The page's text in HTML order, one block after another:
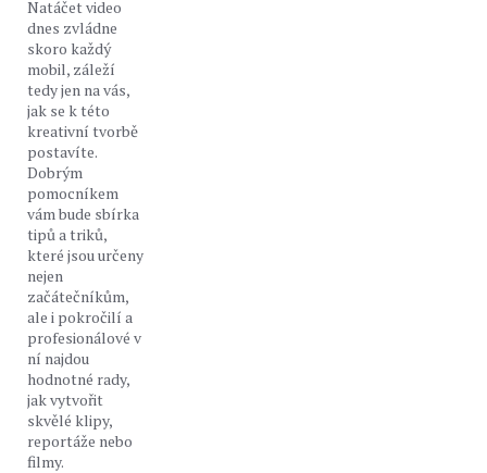
Natáčet video
dnes zvládne
skoro každý
mobil, záleží
tedy jen na vás,
jak se k této
kreativní tvorbě
postavíte.
Dobrým
pomocníkem
vám bude sbírka
tipů a triků,
které jsou určeny
nejen
začátečníkům,
ale i pokročilí a
profesionálové v
ní najdou
hodnotné rady,
jak vytvořit
skvělé klipy,
reportáže nebo
filmy.